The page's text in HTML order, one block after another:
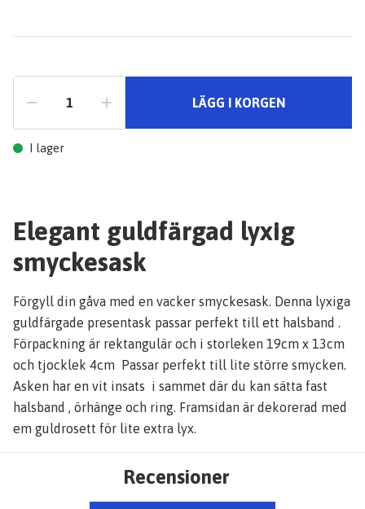
LÄGG I KORGEN
I lager
Elegant guldfärgad lyxig
smyckesask
Förgyll din gåva med en vacker smyckesask. Denna lyxiga
guldfärgade presentask passar perfekt till ett halsband .
Förpackning är rektangulär och i storleken 19cm x 13cm
och tjocklek 4cm Passar perfekt till lite större smycken.
Asken har en vit insats i sammet där du kan sätta fast
halsband , örhänge och ring. Framsidan är dekorerad med
em guldrosett för lite extra lyx.
Recensioner